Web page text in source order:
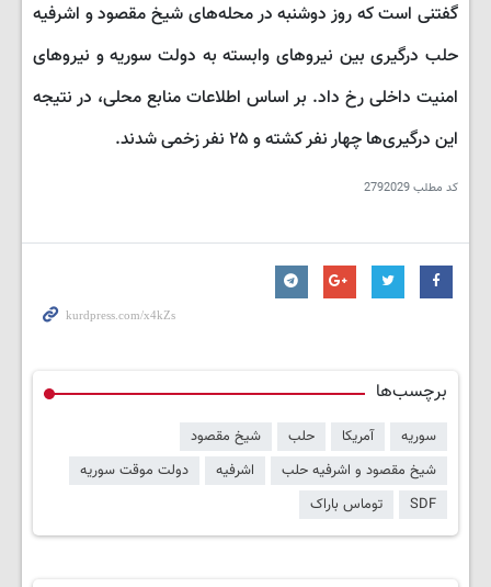
گفتنی است که روز دوشنبه در محله‌های شیخ مقصود و اشرفیه
حلب درگیری بین نیروهای وابسته به دولت سوریه و نیروهای
امنیت داخلی رخ داد. بر اساس اطلاعات منابع محلی، در نتیجه
این درگیری‌ها چهار نفر کشته و ۲۵ نفر زخمی شدند.
کد مطلب2792029
برچسب‌ها
سوریه آمریکا حلب
شیخ مقصود
شیخ مقصود و اشرفیه حلب
اشرفیه
دولت موقت سوریه
SDF
توماس باراک